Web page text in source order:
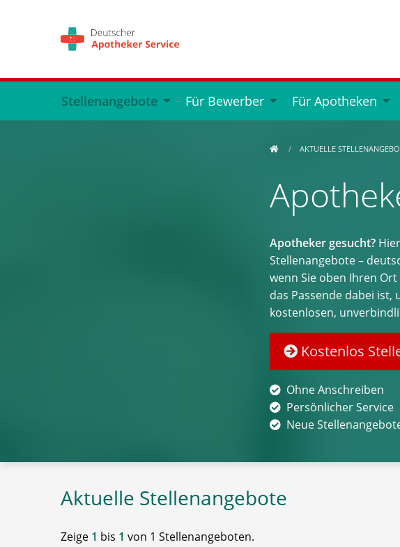
Stellenangebote Für Bewerber Für Apotheken
AKTUELLE
Apotheker gesucht?
Stellenangebote –
wenn Sie oben Ihren
das Passende dabei
kostenlosen,
Kostenlos
Ohne Anschreiben
Persönlicher Service
Neue
Aktuelle Stellenangebote
Zeige 1 bis 1 von 1 Stellenangeboten.